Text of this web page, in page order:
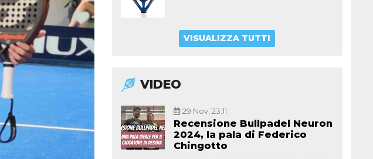
VISUALIZZA TUTTI
VIDEO
29 Nov, 23:11
Recensione Bullpadel Neuron
2024, la pala di Federico
Chingotto